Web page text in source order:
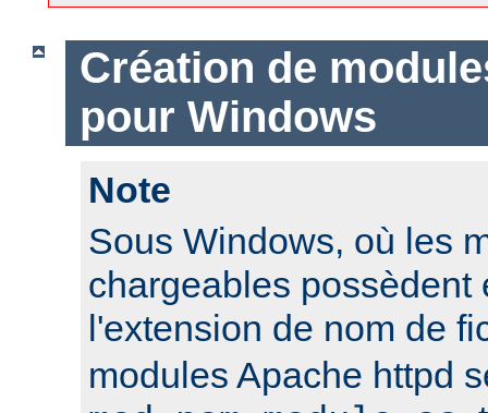
Création de
pour Windows
Note
Sous Windows, où les
chargeables possèdent
l'extension de nom de
modules Apache httpd